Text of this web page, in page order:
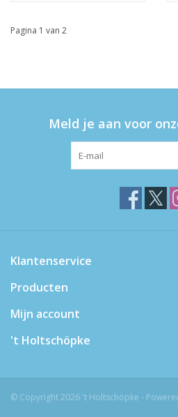
Pagina 1 van 2
Meld je aan voor
Klantenservice
Producten
Mijn account
't Holtschöpke
© Copyright 2026 't Holtschöpke -